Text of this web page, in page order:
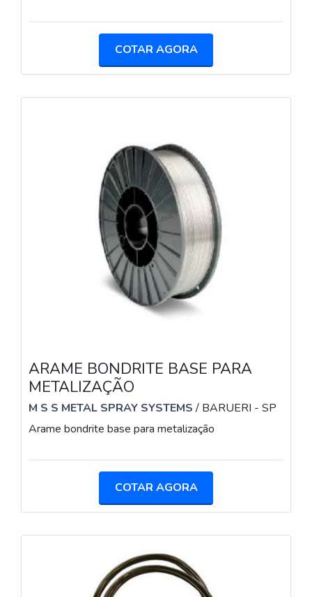
retoques em peças até em cordões de solda e
precisam ser realizados com equipamentos de
qualidade e com zinco de procedência reconhecida,
COTAR AGORA
ARAME BONDRITE BASE PARA
METALIZAÇÃO
M S S METAL SPRAY SYSTEMS/ BARUERI - SP
Arame bondrite base para metalização
COTAR AGORA